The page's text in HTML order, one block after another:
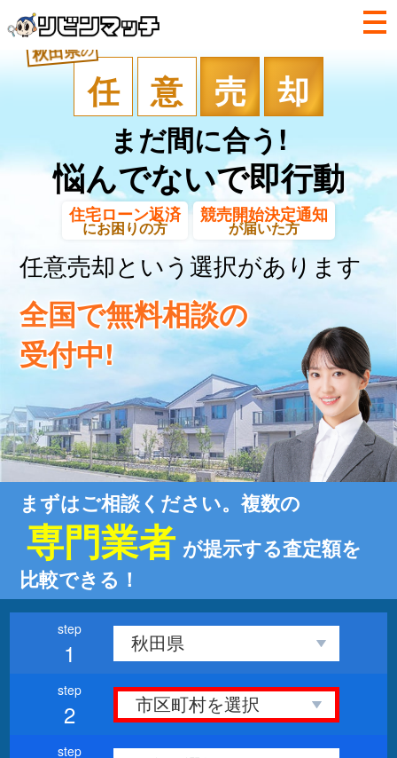
秋田県の
任 意 売 却
まだ間に合う!
悩んでないで即行動
住宅ローン返済
にお困りの方
競売開始決定通知
が届いた方
任意売却という選択があります
全国で無料相談の
受付中!
まずはご相談ください。複数の
専門業者 が提示する査定額を
比較できる！
1
2